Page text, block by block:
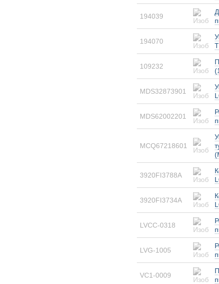
194039
194070
109232
MDS32873901
MDS62002201
MCQ67218601
3920FI3788A
3920FI3734A
LVCC-0318
LVG-1005
VC1-0009